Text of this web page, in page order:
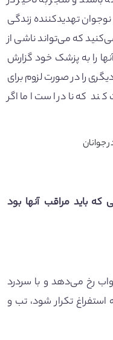
تهدیدکننده زندگی
که می‌تواند ناشی از
را به پزشک خود گزارش
را در صورت لزوم برای
که نادر است اما اگر
18 سال، علائمی که باید مراقب آنها بود
رخ می‌دهد و با سردرد
تکرار شود، تب و